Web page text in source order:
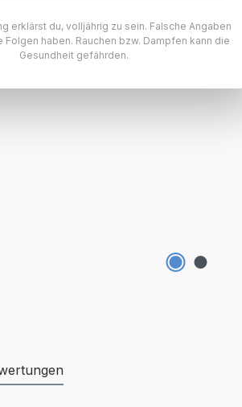
erklärst du, volljährig zu sein. Falsche Angaben
Folgen haben. Rauchen bzw. Dampfen kann die
Gesundheit gefährden.